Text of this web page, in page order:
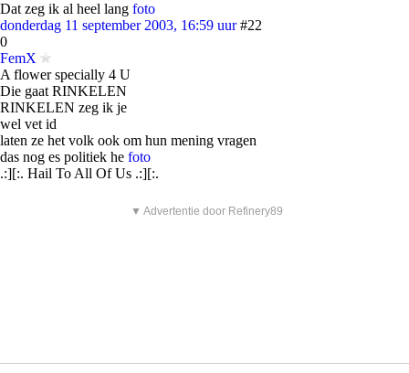
Dat zeg ik al heel lang foto
donderdag 11 september 2003, 16:59 uur #22
0
FemX
A flower specially 4 U
Die gaat RINKELEN
RINKELEN zeg ik je
wel vet id
laten ze het volk ook om hun mening vragen
das nog es politiek he foto
.:][:. Hail To All Of Us .:][:.
▼ Advertentie door Refinery89